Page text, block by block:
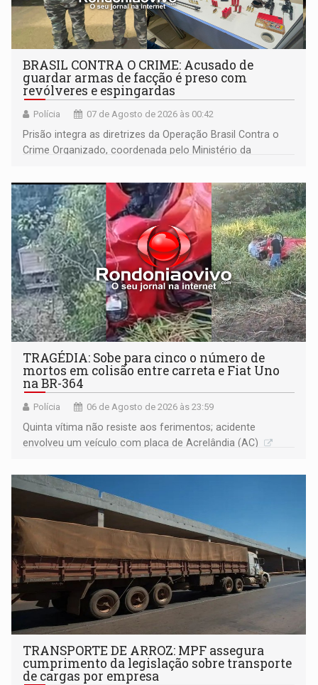
BRASIL CONTRA O CRIME: Acusado de
guardar armas de facção é preso com
revólveres e espingardas
Polícia 07 de Agosto de 2026 às 00:42
Prisão integra as diretrizes da Operação Brasil Contra o
Crime Organizado, coordenada pelo Ministério da
TRAGÉDIA: Sobe para cinco o número de
mortos em colisão entre carreta e Fiat Uno
na BR-364
Polícia 06 de Agosto de 2026 às 23:59
Quinta vítima não resiste aos ferimentos; acidente
envolveu um veículo com placa de Acrelândia (AC)
TRANSPORTE DE ARROZ: MPF assegura
cumprimento da legislação sobre transporte
de cargas por empresa